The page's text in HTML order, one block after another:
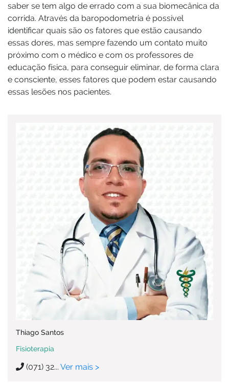
saber se tem algo de errado com a sua biomecânica da
corrida. Através da baropodometria é possível
identificar quais são os fatores que estão causando
essas dores, mas sempre fazendo um contato muito
próximo com o médico e com os professores de
educação física, para conseguir eliminar, de forma clara
e consciente, esses fatores que podem estar causando
essas lesões nos pacientes.
Thiago Santos
Fisioterapia
(071) 32... Ver mais >